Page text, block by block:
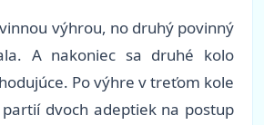
výhrou, no druhý povinný
A nakoniec sa druhé kolo
Po výhre v treťom kole
dvoch adeptiek na postup